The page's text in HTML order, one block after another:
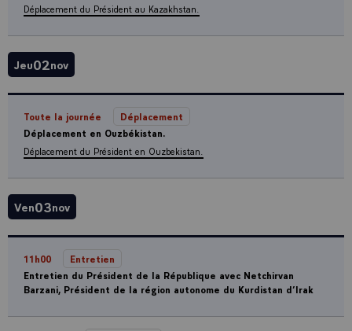
Déplacement du Président au Kazakhstan.
Jeu02nov
Toute la journée
Déplacement
Déplacement en Ouzbékistan.
Déplacement du Président en Ouzbekistan.
Ven03nov
11h00
Entretien
Entretien du Président de la République avec Netchirvan
Barzani, Président de la région autonome du Kurdistan d’Irak